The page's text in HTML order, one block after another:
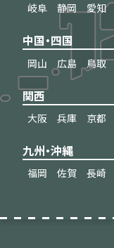
岐阜 静岡 愛知
中国・四国
岡山 広島 鳥取
関西
大阪 兵庫 京都
九州・沖縄
福岡 佐賀 長崎